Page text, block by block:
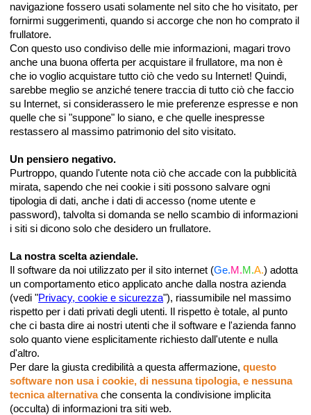
navigazione fossero usati solamente nel sito che ho visitato, per
fornirmi suggerimenti, quando si accorge che non ho comprato il
frullatore.
Con questo uso condiviso delle mie informazioni, magari trovo
anche una buona offerta per acquistare il frullatore, ma non è
che io voglio acquistare tutto ciò che vedo su Internet! Quindi,
sarebbe meglio se anziché tenere traccia di tutto ciò che faccio
su Internet, si considerassero le mie preferenze espresse e non
quelle che si "suppone" lo siano, e che quelle inespresse
restassero al massimo patrimonio del sito visitato.
Un pensiero negativo.
Purtroppo, quando l'utente nota ciò che accade con la pubblicità
mirata, sapendo che nei cookie i siti possono salvare ogni
tipologia di dati, anche i dati di accesso (nome utente e
password), talvolta si domanda se nello scambio di informazioni
i siti si dicono solo che desidero un frullatore.
La nostra scelta aziendale.
Il software da noi utilizzato per il sito internet (Ge.M.M.A.) adotta
un comportamento etico applicato anche dalla nostra azienda
(vedi "Privacy, cookie e sicurezza"), riassumibile nel massimo
rispetto per i dati privati degli utenti. Il rispetto è totale, al punto
che ci basta dire ai nostri utenti che il software e l'azienda fanno
solo quanto viene esplicitamente richiesto dall'utente e nulla
d'altro.
Per dare la giusta credibilità a questa affermazione, questo
software non usa i cookie, di nessuna tipologia, e nessuna
tecnica alternativache consenta la condivisione implicita
(occulta) di informazioni tra siti web.